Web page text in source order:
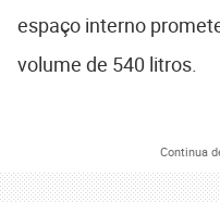
espaço interno
volume de 540 litros.
Continua